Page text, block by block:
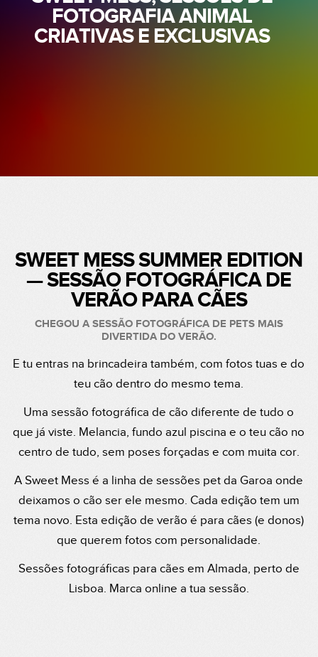
FOTOGRAFIA ANIMAL
CRIATIVAS E EXCLUSIVAS
SWEET MESS SUMMER EDITION
— SESSÃO FOTOGRÁFICA DE
VERÃO PARA CÃES
CHEGOU A SESSÃO FOTOGRÁFICA DE PETS MAIS
DIVERTIDA DO VERÃO.
E tu entras na brincadeira também, com fotos tuas e do
teu cão dentro do mesmo tema.
Uma sessão fotográfica de cão diferente de tudo o
que já viste. Melancia, fundo azul piscina e o teu cão no
centro de tudo, sem poses forçadas e com muita cor.
A Sweet Mess é a linha de sessões pet da Garoa onde
deixamos o cão ser ele mesmo. Cada edição tem um
tema novo. Esta edição de verão é para cães (e donos)
que querem fotos com personalidade.
Sessões fotográficas para cães em Almada, perto de
Lisboa. Marca online a tua sessão.